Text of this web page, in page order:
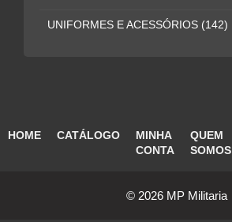
UNIFORMES E ACESSÓRIOS (142)
HOME CATÁLOGO
MINHA
CONTA
QUEM
SOMOS
© 2026 MP Militaria